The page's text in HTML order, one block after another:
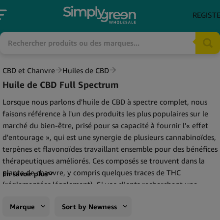
CBD et Chanvre Huiles de CBD
Huile de CBD Full Spectrum
Lorsque nous parlons d'huile de CBD à spectre complet, nous
faisons référence à l'un des produits les plus populaires sur le
marché du bien-être, prisé pour sa capacité à fournir l'« effet
d'entourage », qui est une synergie de plusieurs cannabinoïdes,
terpènes et flavonoïdes travaillant ensemble pour des bénéfices
thérapeutiques améliorés. Ces composés se trouvent dans la
plante de chanvre, y compris quelques traces de THC
(réglementées légalement). Si vos clients recherchent une
stress, de l'anxiété, de la douleur et de l'inflammation, l'huile de
En savoir plus
Marque Sort by Newness